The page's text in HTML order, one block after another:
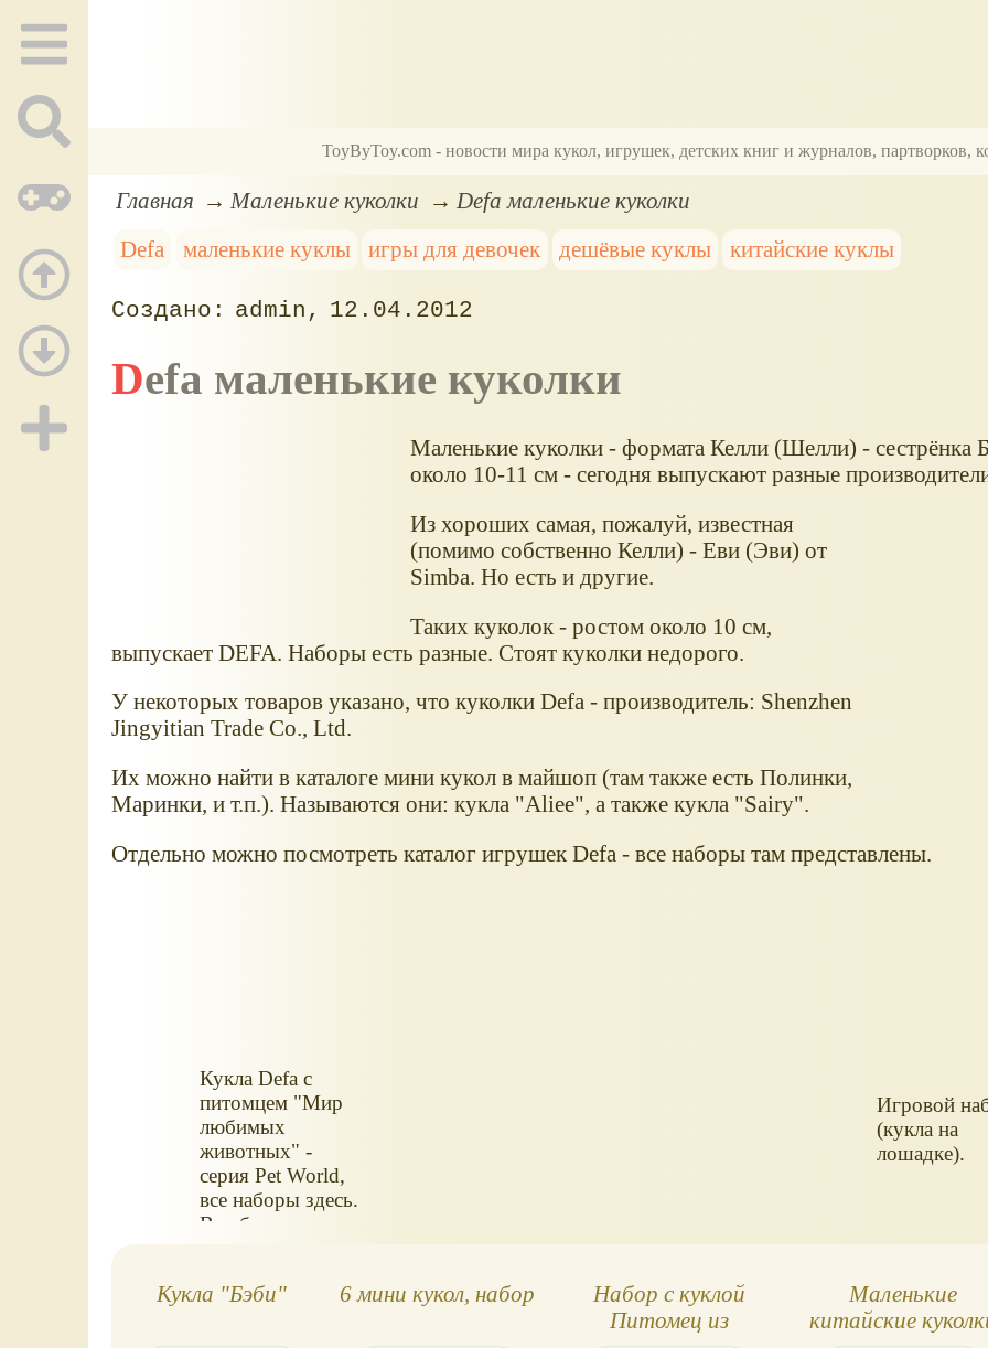
ToyByToy.com - новости мира кукол, игрушек, детских книг и журналов, партворков,
Главная Маленькие куколки
Defa маленькие куколки
Defa
маленькие куклы игры для девочек дешёвые куклы китайские куклы
admin 12.04.2012
Defa маленькие куколки
Маленькие куколки - формата Келли (Шелли) - сестрёнка
около 10-11 см - сегодня выпускают разные
Из хороших самая, пожалуй, известная
(помимо собственно Келли) - Еви (Эви) от
Simba. Но есть и другие.
Таких куколок - ростом около 10 см,
выпускает DEFA. Наборы есть разные. Стоят куколки недорого.
У некоторых товаров указано, что куколки Defa - производитель: Shenzhen
Jingyitian Trade Co., Ltd.
Их можно найти в каталоге мини кукол в майшоп (там также есть Полинки,
Маринки, и т.п.). Называются они: кукла "Aliee", а также кукла "Sairy".
Отдельно можно посмотреть каталог игрушек Defa - все наборы там представлены.
Кукла Defa с
питомцем "Мир
любимых
животных" -
серия Pet World,
все наборы здесь.
В наборе: кукла,
Размер: 16,7 см.
Игровой
(кукла на
лошадке).
Кукла "Бэби" 6 мини кукол, набор
Набор с куклой
Питомец из
Маленькие
китайские